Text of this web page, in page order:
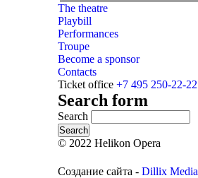
The theatre
Playbill
Performances
Troupe
Become a sponsor
Contacts
Ticket office +7 495 250-22-22
Search form
Search
© 2022 Helikon Opera
Создание сайта - Dillix Media